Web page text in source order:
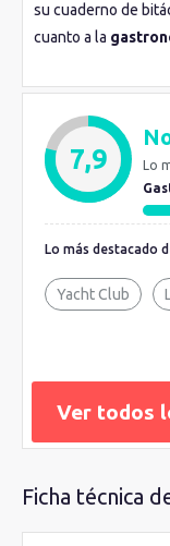
su cuaderno de
cuanto a la
Candles para
entretenimiento
bordo. Huyen de
espacio de
navegación, la
puente de mando
7,9
Lo
Lo más destacado
Yacht Club
Ver todos
Ficha técnica